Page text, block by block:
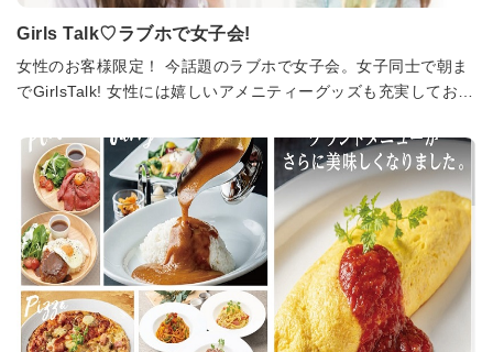
Girls Talk♡ラブホで女子会!
女性のお客様限定！ 今話題のラブホで女子会。女子同士で朝ま
でGirlsTalk! 女性には嬉しいアメニティーグッズも充実しており